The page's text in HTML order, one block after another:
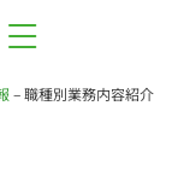
–職種別業務内容紹介